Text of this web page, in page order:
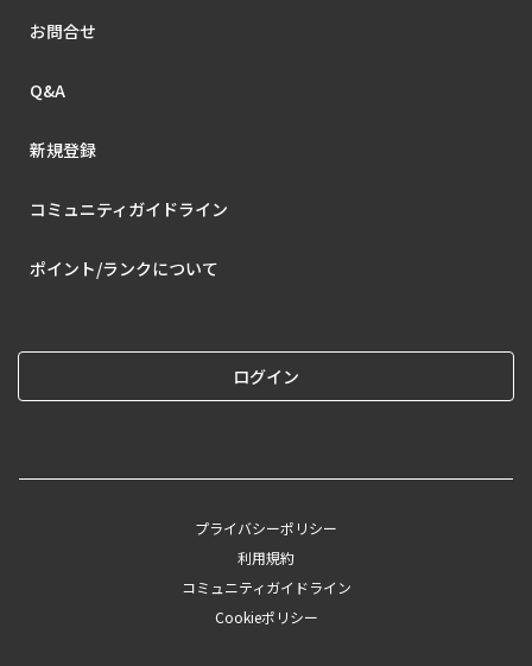
お問合せ
Q&A
新規登録
コミュニティガイドライン
ポイント/ランクについて
ログイン
プライバシーポリシー
利用規約
コミュニティガイドライン
Cookieポリシー